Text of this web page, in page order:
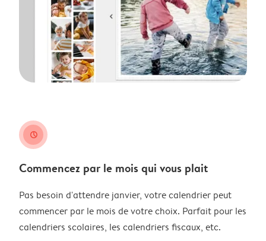
clock
Commencez par le mois qui vous plait
Pas besoin d'attendre janvier, votre calendrier peut
commencer par le mois de votre choix. Parfait pour les
calendriers scolaires, les calendriers fiscaux, etc.